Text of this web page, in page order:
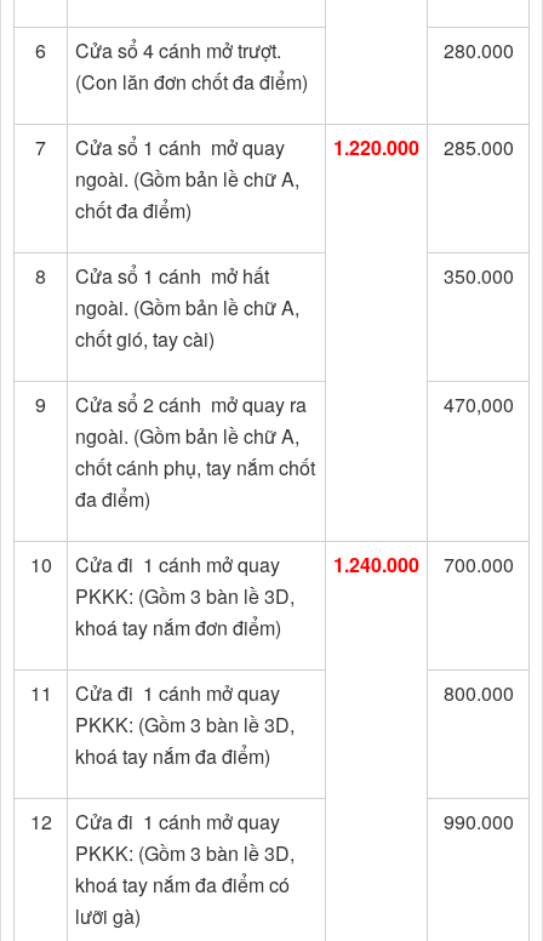
6
Cửa sổ 4 cánh mở trượt.
(Con lăn đơn chốt đa điểm)
280.000
7
Cửa sổ 1 cánh mở quay
ngoài. (Gồm bản lề chữ A,
chốt đa điểm)
1.220.000 285.000
8
Cửa sổ 1 cánh mở hất
ngoài. (Gồm bản lề chữ A,
chốt gió, tay cài)
350.000
9
Cửa sổ 2 cánh mở quay ra
ngoài. (Gồm bản lề chữ A,
chốt cánh phụ, tay nắm chốt
đa điểm)
470,000
10
Cửa đi 1 cánh mở quay
PKKK: (Gồm 3 bàn lề 3D,
khoá tay nắm đơn điểm)
1.240.000 700.000
11
Cửa đi 1 cánh mở quay
PKKK: (Gồm 3 bàn lề 3D,
khoá tay nắm đa điểm)
800.000
12
Cửa đi 1 cánh mở quay
PKKK: (Gồm 3 bàn lề 3D,
khoá tay nắm đa điểm có
lưỡi gà)
990.000